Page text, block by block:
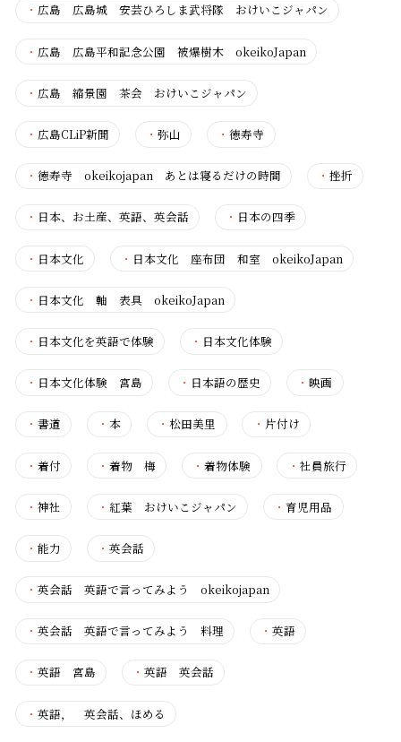
・ 広島 広島城 安芸ひろしま武将隊 おけいこジャパン
・ 広島 広島平和記念公園 被爆樹木 okeikoJapan
・ 広島 縮景園 茶会 おけいこジャパン
・ 広島CLiP新聞 ・弥山 ・徳寿寺
・ 徳寿寺 okeikojapan あとは寝るだけの時間 ・挫折
・ 日本、お土産、英語、英会話 ・ 日本の四季
・ 日本文化 ・ 日本文化 座布団 和室 okeikoJapan
・ 日本文化 軸 表具 okeikoJapan
・ 日本文化を英語で体験 ・ 日本文化体験
・ 日本文化体験 宮島 ・ 日本語の歴史 ・映画
・ 書道 ・本 ・ 松田美里 ・ 片付け
・ 着付 ・着物 梅 ・着物体験 ・ 社員旅行
・ 神社 ・紅葉 おけいこジャパン ・育児用品
・ 能力 ・英会話
・ 英会話 英語で言ってみよう okeikojapan
・ 英会話 英語で言ってみよう 料理 ・英語
・ 英語 宮島 ・英語 英会話
・ 英語， 英会話、ほめる